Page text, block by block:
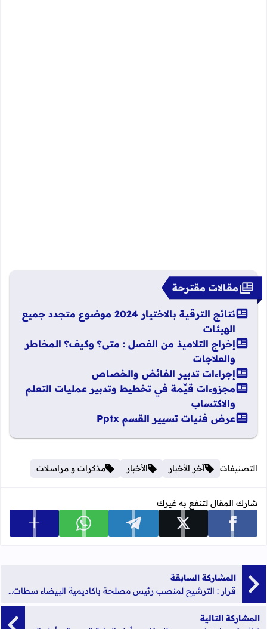
مقالات مقترحة
نتائج الترقية بالاختيار 2024 موضوع متجدد جميع
الهيئات
إخراج التلاميذ من الفصل : متى؟ وكيف؟ المخاطر
والعلاجات
إجراءات تدبير الفائض والخصاص
مجزوءات قيِّمة في تخطيط وتدبير عمليات التعلم
والاكتساب
عرض فنيات تسيير القسم Pptx
التصنيفات آخر الأخبار الأخبار مذكرات و مراسلات
شارك المقال لتنفع به غيرك
شارك على facebook شارك على x شارك على telegram شارك على whatsapp عرض
المشاركة السابقة
قرار : الترشيح لمنصب رئيس مصلحة باكاديمية البيضاء سطات و المديريات التابعة لها
المشاركة التالية